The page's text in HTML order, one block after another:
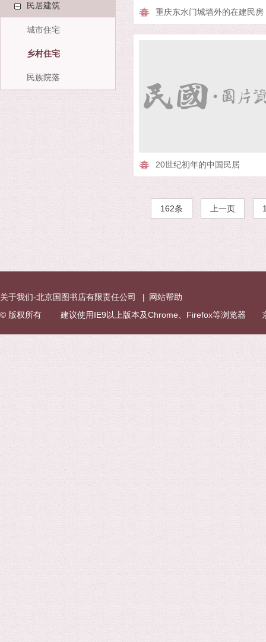
民居建筑
城市住宅
乡村住宅
民族院落
重庆东水门城墙外的在建民房
20世纪初年的中国民居
162条 上一页
关于我们-北京国图书店有限责任公司 | 网站帮助
© 版权所有 建议使用IE9以上版本及Chrome、Firefox等浏览器